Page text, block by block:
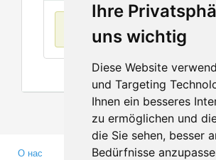
Ihre
uns wichtig
Diese Website
und Targeting
Ihnen ein besseres
zu ermöglichen und
die Sie sehen, besser
Bedürfnisse
О нас